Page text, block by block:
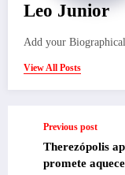
Leo Junior
Add your
View All Posts
Previous post
Therezópolis
promete